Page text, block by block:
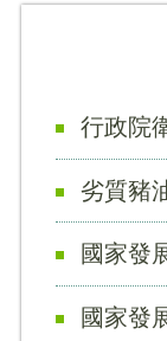
行政院
劣質豬
國家發
國家發展